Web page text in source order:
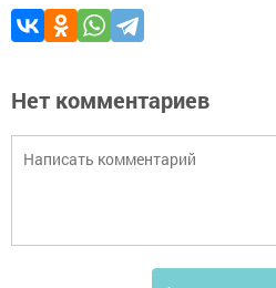
Нет комментариев